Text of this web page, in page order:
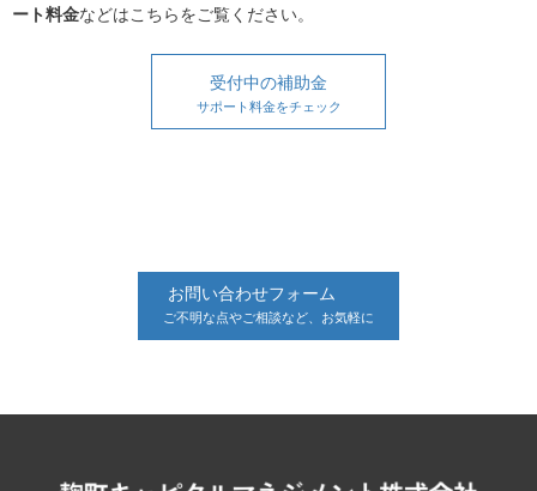
ート料金などはこちらをご覧ください。
受付中の補助金
サポート料金をチェック
お問い合わせフォーム
ご不明な点やご相談など、お気軽に